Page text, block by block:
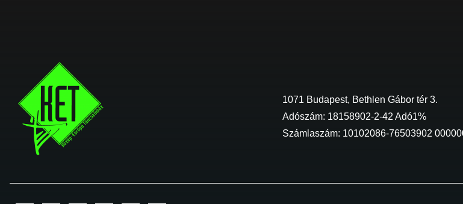
1071 Budapest, Bethlen Gábor tér 3.
Adószám: 18158902-2-42 Adó1%
Számlaszám: 10102086-76503902